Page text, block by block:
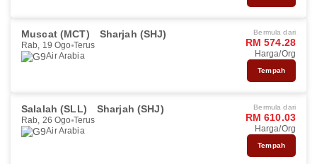
Muscat (MCT) Sharjah (SHJ)
Rab, 19 Ogo Terus
Air Arabia
Bermula dari
RM 574.28
Harga/Org
Tempah
Salalah (SLL) Sharjah (SHJ)
Rab, 26 Ogo Terus
Air Arabia
Bermula dari
RM 610.03
Harga/Org
Tempah